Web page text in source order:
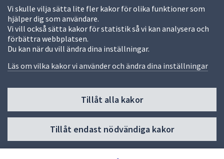
Vi skulle vilja sätta lite fler kakor för olika funktioner som
hjälper dig som användare.
Vi vill också sätta kakor för statistik så vi kan analysera och
förbättra webbplatsen.
Du kan när du vill ändra dina inställningar.
Läs om vilka kakor vi använder och ändra dina inställningar
Tillåt alla kakor
Tillåt endast nödvändiga kakor
Om webbplatsen
Om webbplatsen
Allmänna handlingar och diarium
Behandling av personuppgifter
Kakor
Tillgänglighetsredogörelse